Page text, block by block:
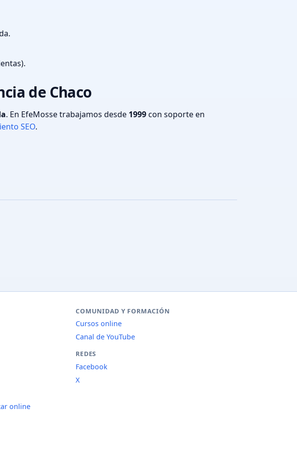
de Chaco
. En EfeMosse trabajamos desde 1999con soporte en
SEO.
online
COMUNIDAD Y FORMACIÓN
Cursos online
Canal de YouTube
REDES
Facebook
X